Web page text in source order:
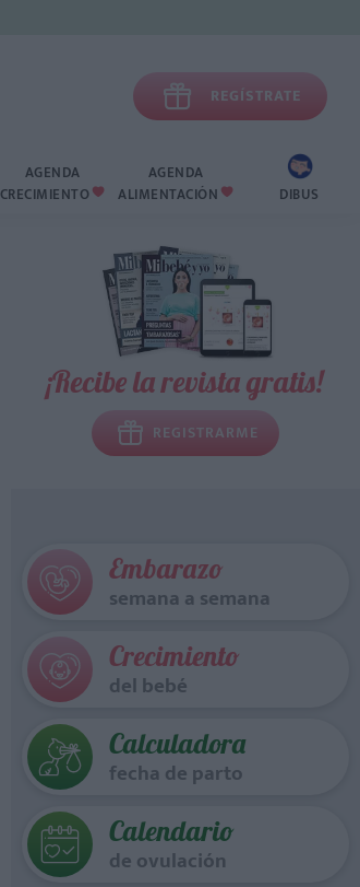
 REGÍSTRATE
AGENDA
CRECIMIENTO 
AGENDA
ALIMENTACIÓN  DIBUS
¡Recibe la revista gratis!
REGISTRARME
Embarazo
semana a semana
Crecimiento
del bebé
Calculadora
fecha de parto
Calendario
de ovulación